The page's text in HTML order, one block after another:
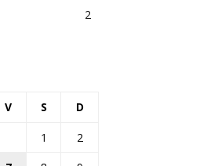
2
V S D
1
2